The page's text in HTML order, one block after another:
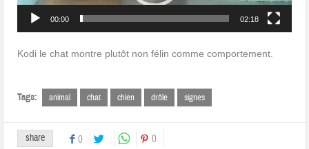
00:00 02:18
Kodi le chat montre plutôt non félin comme comportement.
Tags: animal chat chien drôle signes
share 0 0